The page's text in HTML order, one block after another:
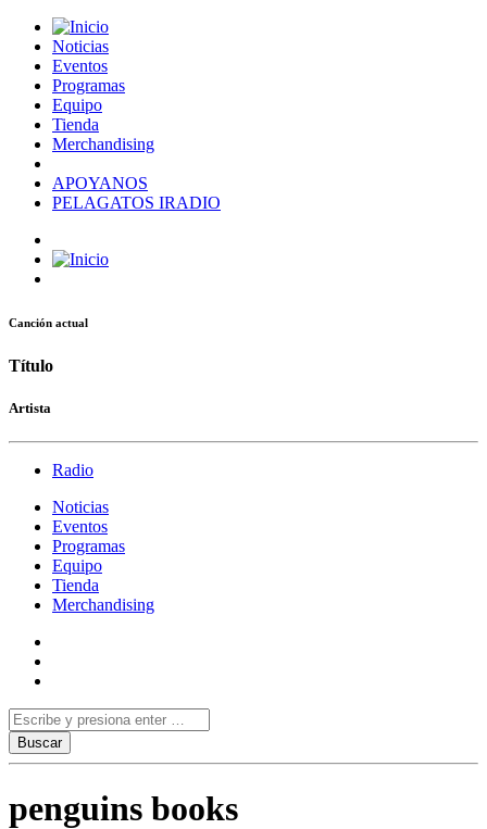
Noticias
Eventos
Programas
Equipo
Tienda
Merchandising
APOYANOS
PELAGATOS IRADIO
Canción actual
Título
Artista
Radio
Noticias
Eventos
Programas
Equipo
Tienda
Merchandising
penguins books